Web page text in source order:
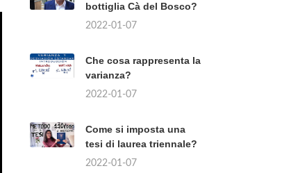
bottiglia Cà del Bosco?
2022-01-07
Che cosa rappresenta la
varianza?
2022-01-07
Come si imposta una
tesi di laurea triennale?
2022-01-07